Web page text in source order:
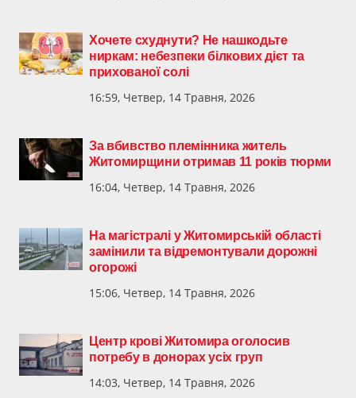
Хочете схуднути? Не нашкодьте
ниркам: небезпеки білкових дієт та
прихованої солі
16:59, Четвер, 14 Травня, 2026
За вбивство племінника житель
Житомирщини отримав 11 років тюрми
16:04, Четвер, 14 Травня, 2026
На магістралі у Житомирській області
замінили та відремонтували дорожні
огорожі
15:06, Четвер, 14 Травня, 2026
Центр крові Житомира оголосив
потребу в донорах усіх груп
14:03, Четвер, 14 Травня, 2026